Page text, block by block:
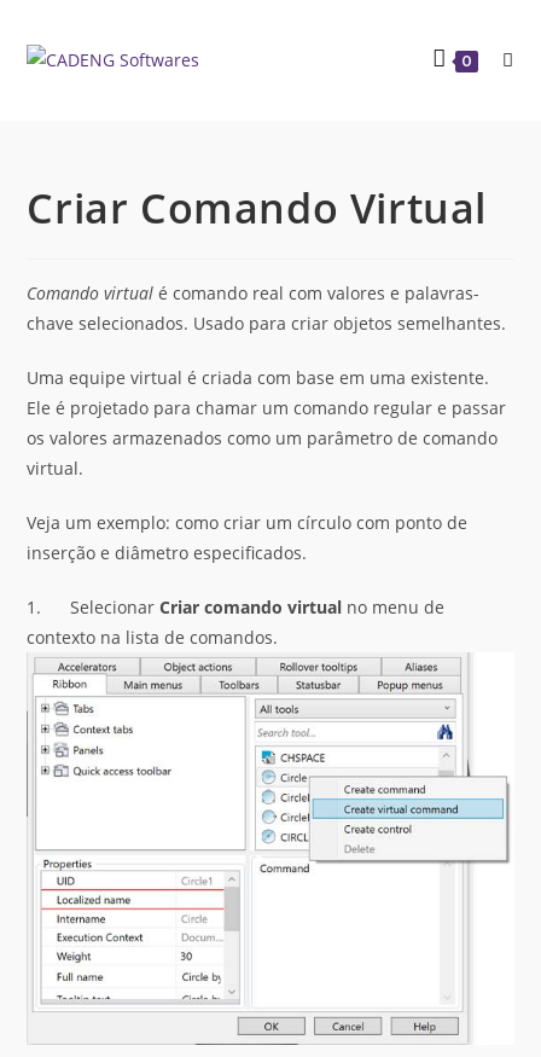
0
Criar Comando Virtual
Comando virtual é comando real com valores e palavras-
chave selecionados. Usado para criar objetos semelhantes.
Uma equipe virtual é criada com base em uma existente.
Ele é projetado para chamar um comando regular e passar
os valores armazenados como um parâmetro de comando
virtual.
Veja um exemplo: como criar um círculo com ponto de
inserção e diâmetro especificados.
1. SelecionarCriar comando virtual no menu de
contexto na lista de comandos.